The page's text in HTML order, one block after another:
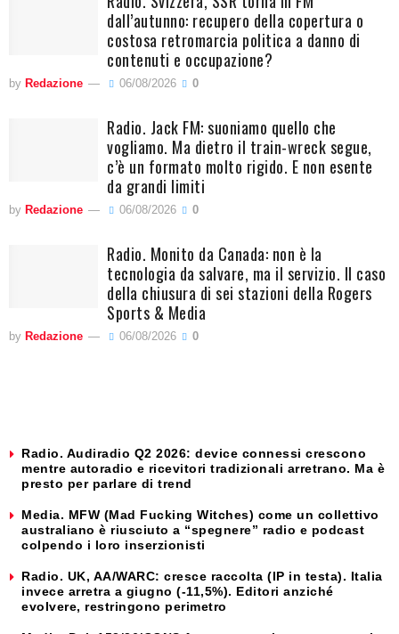
dall’autunno: recupero della copertura o
costosa retromarcia politica a danno di
contenuti e occupazione?
by Redazione 06/08/2026 0
Radio. Jack FM: suoniamo quello che
vogliamo. Ma dietro il train-wreck segue,
c’è un formato molto rigido. E non esente
da grandi limiti
by Redazione 06/08/2026 0
Radio. Monito da Canada: non è la
tecnologia da salvare, ma il servizio. Il caso
della chiusura di sei stazioni della Rogers
Sports & Media
by Redazione 06/08/2026 0
Radio. Audiradio Q2 2026: device connessi crescono
mentre autoradio e ricevitori tradizionali arretrano. Ma è
presto per parlare di trend
Media. MFW (Mad Fucking Witches) come un collettivo
australiano è riusciuto a “spegnere” radio e podcast
colpendo i loro inserzionisti
Radio. UK, AA/WARC: cresce raccolta (IP in testa). Italia
invece arretra a giugno (-11,5%). Editori anziché
evolvere, restringono perimetro